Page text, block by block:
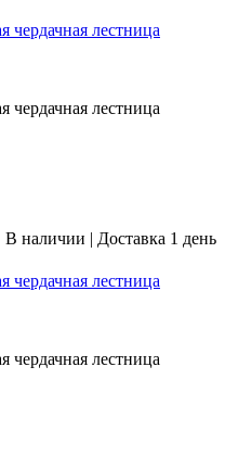
чердачная лестница
чердачная лестница
В наличии | Доставка 1 день
чердачная лестница
чердачная лестница